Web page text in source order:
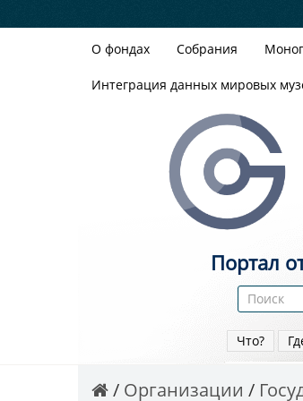
О фондах Собрания
Интеграция данных мировых
Портал
Что?
Организации